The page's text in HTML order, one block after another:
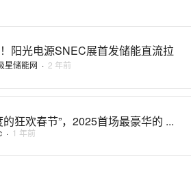
阳光电源SNEC展首发储能直流拉
星储能网 · 2 年前
的狂欢春节”，2025首场最豪华的 ...
· 1 年前